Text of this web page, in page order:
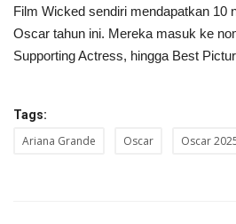
Film Wicked sendiri mendapatkan 10
Oscar tahun ini. Mereka masuk ke
Supporting Actress, hingga Best
Tags:
Ariana Grande Oscar Oscar